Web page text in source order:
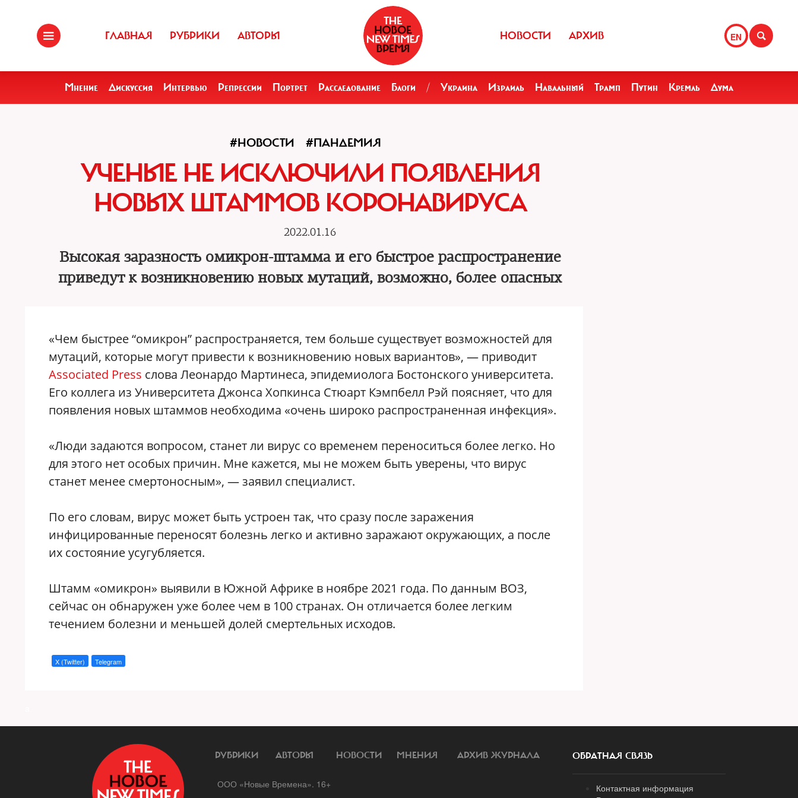
ГЛАВНАЯ РУБРИКИ АВТОРЫ EN
НОВОСТИ АРХИВ
Мнение Дискуссия Интервью Репрессии Портрет Расследование Блоги / Украина Израиль Навальный Трамп Путин Кремль Дума
#НОВОСТИ #ПАНДЕМИЯ
УЧЕНЫЕ НЕ ИСКЛЮЧИЛИ ПОЯВЛЕНИЯ
НОВЫХ ШТАММОВ КОРОНАВИРУСА
2022.01.16
Высокая заразность омикрон-штамма и его быстрое распространение
приведут к возникновению новых мутаций, возможно, более опасных
«Чем быстрее “омикрон” распространяется, тем больше существует возможностей для
мутаций, которые могут привести к возникновению новых вариантов», — приводит
Associated Press слова Леонардо Мартинеса, эпидемиолога Бостонского университета.
Его коллега из Университета Джонса Хопкинса Стюарт Кэмпбелл Рэй поясняет, что для
появления новых штаммов необходима «очень широко распространенная инфекция».
«Люди задаются вопросом, станет ли вирус со временем переноситься более легко. Но
для этого нет особых причин. Мне кажется, мы не можем быть уверены, что вирус
станет менее смертоносным», — заявил специалист.
По его словам, вирус может быть устроен так, что сразу после заражения
инфицированные переносят болезнь легко и активно заражают окружающих, а после
их состояние усугубляется.
Штамм «омикрон» выявили в Южной Африке в ноябре 2021 года. По данным ВОЗ,
сейчас он обнаружен уже более чем в 100 странах. Он отличается более легким
течением болезни и меньшей долей смертельных исходов.
X (Twitter) Telegram
РУБРИКИ АВТОРЫ НОВОСТИ МНЕНИЯ АРХИВ ЖУРНАЛА
ООО «Новые Времена». 16+
ОБРАТНАЯ СВЯЗЬ
Контактная информация